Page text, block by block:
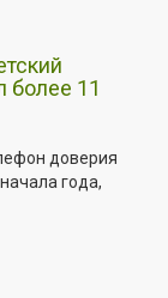
более 11
доверия
года,